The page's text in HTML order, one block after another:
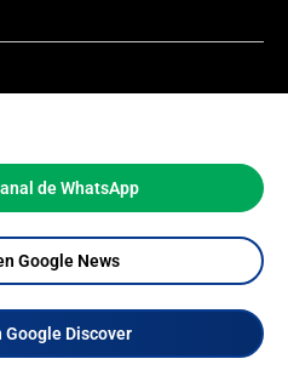
de WhatsApp
Google News
Google Discover